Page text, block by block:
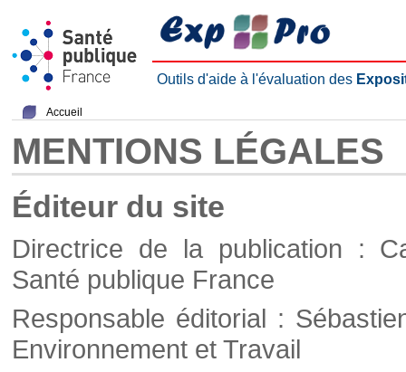
Outils d'aide à l'évaluation des
Accueil
MENTIONS LÉGALES
Éditeur du site
Directrice de la publication :
Santé publique France
Responsable éditorial :
Environnement et Travail